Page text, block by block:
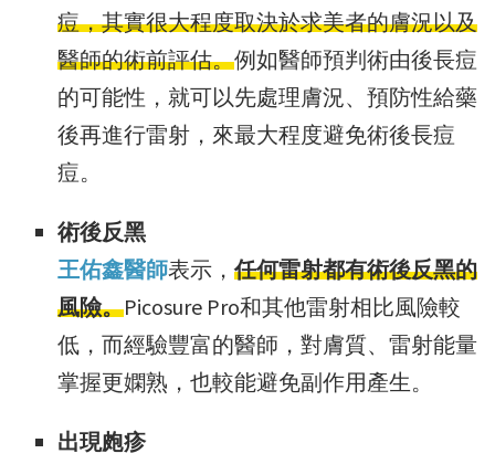
痘，其實很大程度取決於求美者的膚況以及
醫師的術前評估。例如醫師預判術由後長痘
的可能性，就可以先處理膚況、預防性給藥
後再進行雷射，來最大程度避免術後長痘
痘。
術後反黑
王佑鑫醫師表示，任何雷射都有術後反黑的
風險。Picosure Pro和其他雷射相比風險較
低，而經驗豐富的醫師，對膚質、雷射能量
掌握更嫻熟，也較能避免副作用產生。
出現皰疹